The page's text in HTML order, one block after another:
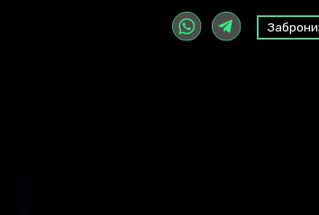
Забронировать
Забронировать